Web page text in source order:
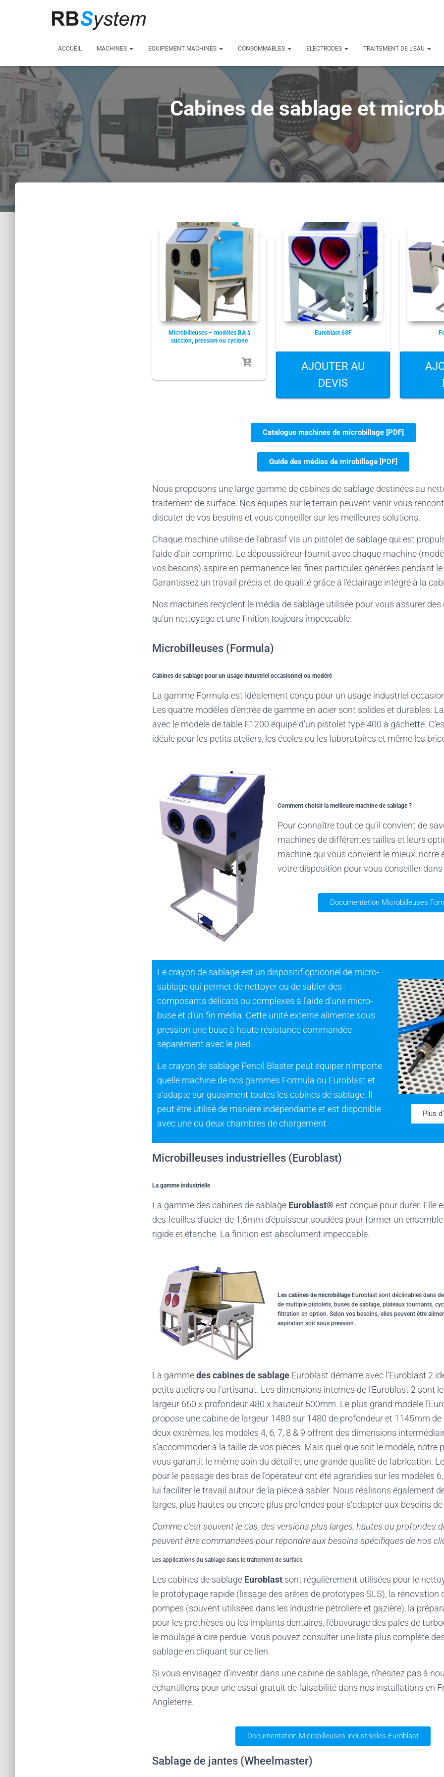
ACCUEIL MACHINES EQUIPEMENT MACHINES CONSOMMABLES ELECTRODES TRAITEMENT DE L’EAU
Cabines de sablage et
Microbilleuses – modèles BA à
succion, pression ou cyclone
Euroblast 6SF
AJOUTER AU
DEVIS
Catalogue machines de microbillage [PDF]
Guide des médias de mirobillage [PDF]
Nous proposons une large gamme de cabines de sablage destinées au
traitement de surface. Nos équipes sur le terrain peuvent venir vous
discuter de vos besoins et vous conseiller sur les meilleures solutions.
Chaque machine utilise de l’abrasif via un pistolet de sablage qui est
l’aide d’air comprimé. Le dépoussiéreur fournit avec chaque machine
vos besoins) aspire en permanence les fines particules générées pendant
Garantissez un travail précis et de qualité grâce à l’éclairage intégré à la
Nos machines recyclent le média de sablage utilisée pour vous assurer
qu’un nettoyage et une finition toujours impeccable.
Microbilleuses (Formula)
Cabines de sablage pour un usage industriel occasionnel ou modéré
La gamme Formula est idéalement conçu pour un usage industriel
Les quatre modèles d’entrée de gamme en acier sont solides et durables.
avec le modèle de table F1200 équipé d’un pistolet type 400 à gâchette.
idéale pour les petits ateliers, les écoles ou les laboratoires et même les
Comment choisir la meilleure machine de sablage ?
Pour connaître tout ce qu’il convient de
machines de différentes tailles et leurs
machine qui vous convient le mieux, notre
votre disposition pour vous conseiller
Documentation Microbilleuses
Le crayon de sablage est un dispositif optionnel de micro-
sablage qui permet de nettoyer ou de sabler des
composants délicats ou complexes à l’aide d’une micro-
buse et d’un fin média. Cette unité externe alimente sous
pression une buse à haute résistance commandée
séparément avec le pied
Le crayon de sablage Pencil Blaster peut équiper n’importe
quelle machine de nos gammes Formula ou Euroblast et
s’adapte sur quasiment toutes les cabines de sablage. Il
peut être utilisé de manière indépendante et est disponible
avec une ou deux chambres de chargement
Plus
Microbilleuses industrielles (Euroblast)
La gamme industrielle
La gamme des cabines de sablage Euroblast®est conçue pour durer. Elle
des feuilles d’acier de 1,6mm d’épaisseur soudées pour former un
rigide et étanche. La finition est absolument impeccable.
Les cabines de microbillage Euroblast sont déclinables dans
de multiple pistolets, buses de sablage, plateaux tournants,
filtration en option. Selon vos besoins, elles peuvent être
aspiration soit sous pression.
La gammedes cabines de sablage Euroblast démarre avec l’Euroblast 2
petits ateliers ou l’artisanat. Les dimensions internes de l’Euroblast 2 sont
largeur 660 x profondeur 480 x hauteur 500mm. Le plus grand modèle
propose une cabine de largeur 1480 sur 1480 de profondeur et 1145mm de
deux extrêmes, les modèles 4, 6, 7, 8 & 9 offrent des dimensions
s’accommoder à la taille de vos pièces. Mais quel que soit le modèle, notre
vous garantit le même soin du détail et une grande qualité de fabrication.
pour le passage des bras de l’opérateur ont été agrandies sur les modèles
lui faciliter le travail autour de la pièce à sabler. Nous réalisons également
larges, plus hautes ou encore plus profondes pour s’adapter aux besoins
Comme c’est souvent le cas, des versions plus larges, hautes ou profondes
peuvent être commandées pour répondre aux besoins spécifiques de nos
Les applications du sablage dans le traitement de surface
Les cabines de sablage Euroblast sont régulièrement utilisées pour le
le prototypage rapide (lissage des arêtes de prototypes SLS), la rénovation
pompes (souvent utilisées dans les industrie pétrolière et gazière), la
pour les prothèses ou les implants dentaires, l’ébavurage des pales de
le moulage à cire perdue. Vous pouvez consulter une liste plus complète
sablage en cliquant sur ce lien.
Si vous envisagez d’investir dans une cabine de sablage, n’hésitez pas à
échantillons pour une essai gratuit de faisabilité dans nos installations en
Angleterre.
Documentation Microbilleuses industrielles Euroblast
Sablage de jantes (Wheelmaster)